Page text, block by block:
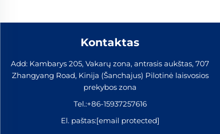
Kontaktas
Add: Kambarys 205, Vakarų zona, antrasis aukštas, 707
Zhangyang Road, Kinija (Šanchajus) Pilotinė laisvosios
prekybos zona
Tel.:+86-15937257616
El. paštas:[email protected]